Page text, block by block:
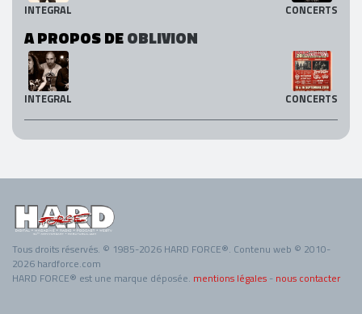
INTEGRAL CONCERTS
A PROPOS DEOBLIVION
INTEGRAL CONCERTS
Tous droits réservés. © 1985-2026 HARD FORCE®. Contenu web © 2010-
2026 hardforce.com
HARD FORCE® est une marque déposée. mentions légales - nous contacter